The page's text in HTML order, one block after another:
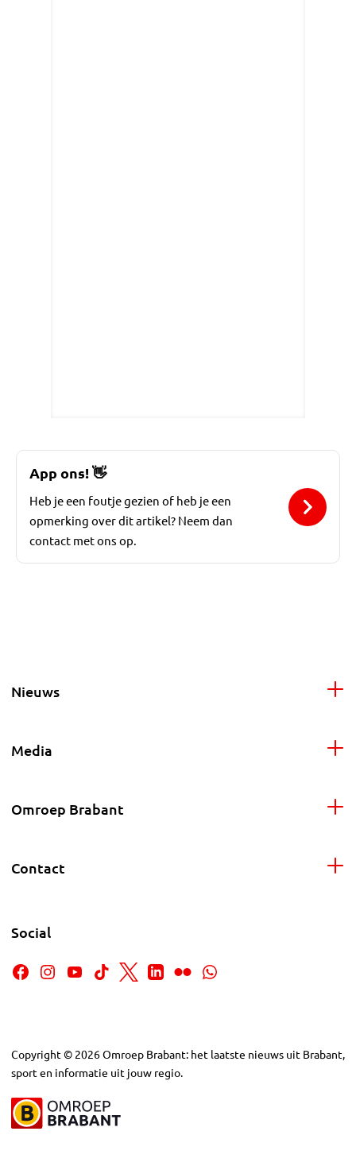
App ons!👋
Heb je een foutje gezien of heb je een
opmerking over dit artikel? Neem dan
contact met ons op.
Nieuws
Media
Omroep Brabant
Contact
Social
Copyright © 2026Omroep Brabant: het laatste nieuws uit Brabant,
sport en informatie uit jouw regio.